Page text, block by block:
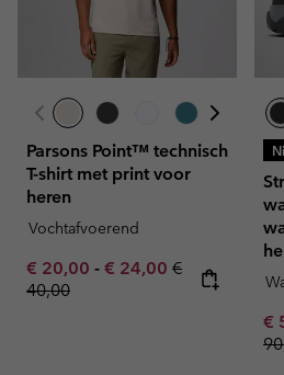
Parsons Point™ technisch
T-shirt met print voor
heren
Vochtafvoerend
Minimum sale price:
€ 20,00 - Maximum sale price:
€ 24,00 Regular price:
€
40,00
€